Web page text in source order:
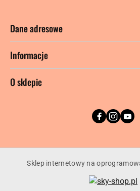
Dane adresowe
Informacje
O sklepie
Sklep internetowy na